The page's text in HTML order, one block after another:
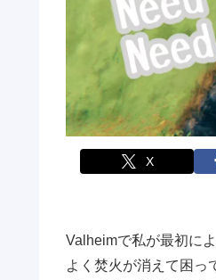
X
Valheimで私が最初に
よく焚火が消えて困っ